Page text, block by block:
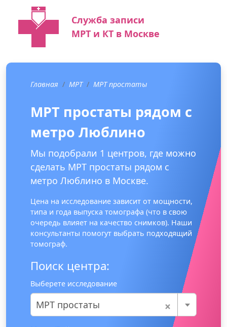
Служба записи
МРТ и КТ в Москве
Главная МРТ МРТ простаты
МРТ простаты рядом с
метро Люблино
Мы подобрали 1 центров, где можно
сделать МРТ простаты рядом с
метро Люблино в Москве.
Цена на исследование зависит от мощности,
типа и года выпуска томографа (что в свою
очередь влияет на качество снимков). Наши
консультанты помогут выбрать подходящий
томограф.
Поиск центра:
Выберете исследование
×
МРТ простаты